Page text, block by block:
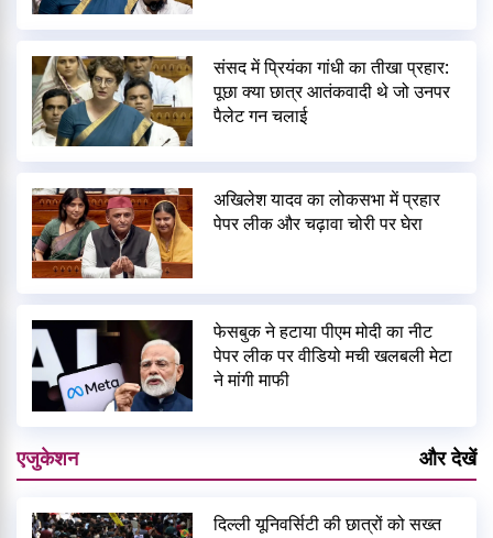
संसद में प्रियंका गांधी का तीखा प्रहार:
पूछा क्या छात्र आतंकवादी थे जो उनपर
पैलेट गन चलाई
अखिलेश यादव का लोकसभा में प्रहार
पेपर लीक और चढ़ावा चोरी पर घेरा
फेसबुक ने हटाया पीएम मोदी का नीट
पेपर लीक पर वीडियो मची खलबली मेटा
ने मांगी माफी
एजुकेशन और देखें
दिल्ली यूनिवर्सिटी की छात्रों को सख्त